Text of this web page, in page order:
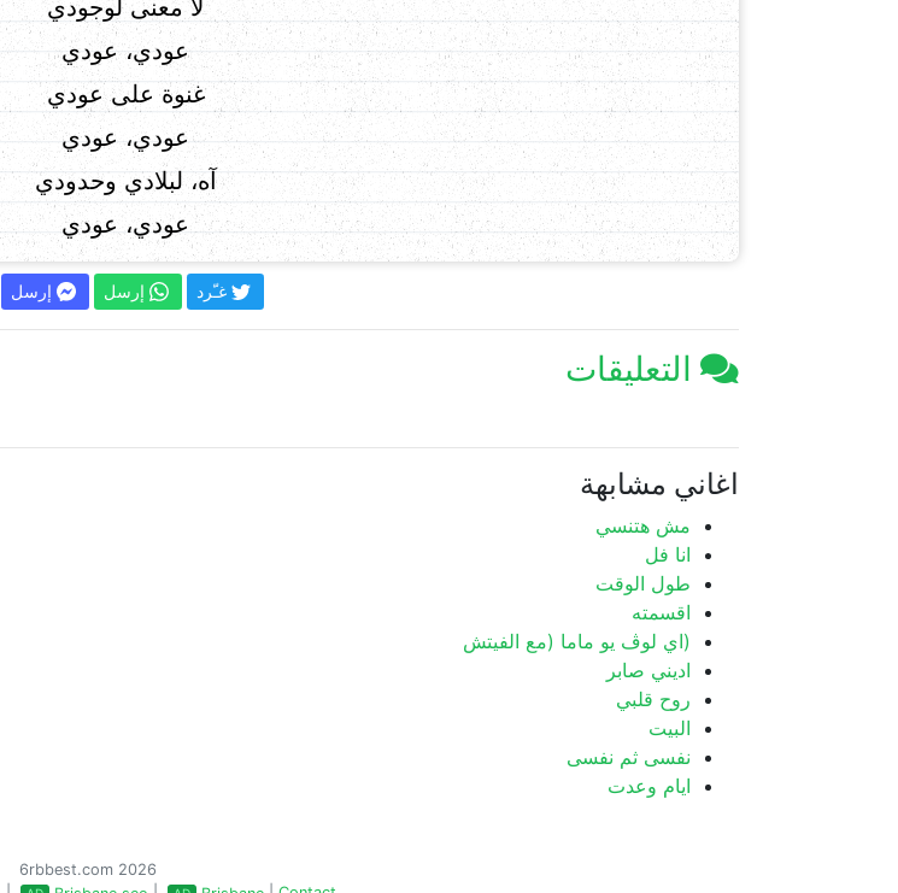
لا معنى لوجودي
عودي، عودي
غنوة على عودي
عودي، عودي
آه، لبلادي وحدودي
عودي، عودي
التعليقات
اغاني مشابهة
مش هتنسي
انا فل
طول الوقت
اقسمته
(اي لوڤ یو ماما (مع الفیتش
اديني صابر
روح قلبي
البيت
نفسى ثم نفسى
ايام وعدت
6rbbest.com 2026